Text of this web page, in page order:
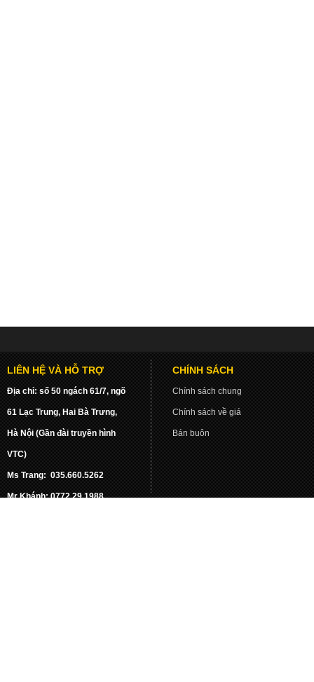
LIÊN HỆ VÀ HỖ TRỢ
Địa chỉ: số 50 ngách 61/7, ngõ
61 Lạc Trung, Hai Bà Trưng,
Hà Nội (Gần đài truyền hình
VTC)
Ms Trang: 035.660.5262
Mr Khánh: 0772.29.1988
CHÍNH SÁCH
Chính sách chung
Chính sách về giá
Bán buôn